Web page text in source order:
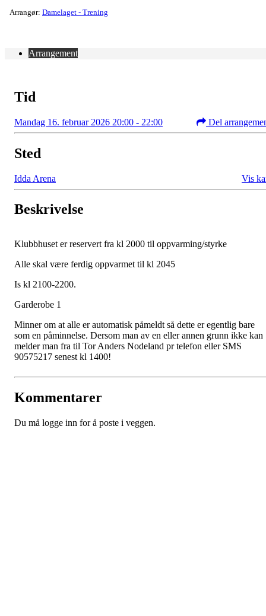
Arrangør: Damelaget - Trening
Arrangement
Tid
Mandag 16. februar 2026 20:00 - 22:00 Del
Sted
Idda Arena Vis
Beskrivelse
Klubbhuset er reservert fra kl 2000 til oppvarming/styrke
Alle skal være ferdig oppvarmet til kl 2045
Is kl 2100-2200.
Garderobe 1
Minner om at alle er automatisk påmeldt så dette er egentlig bare
som en påminnelse. Dersom man av en eller annen grunn ikke kan
melder man fra til Tor Anders Nodeland pr telefon eller SMS
90575217 senest kl 1400!
Kommentarer
Du må logge inn for å poste i veggen.